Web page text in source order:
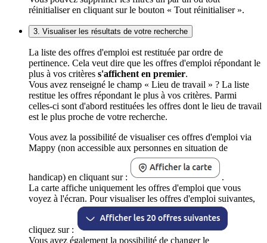
réinitialiser en cliquant sur le bouton « Tout réinitialiser ».
3. Visualiser les résultats de votre recherche
La liste des offres d'emploi est restituée par ordre de
pertinence. Cela veut dire que les offres d'emploi répondant le
plus à vos critères s'affichent en premier.
Vous avez renseigné le champ « Lieu de travail » ? La liste
restitue les offres répondant le plus à vos critères. Parmi
celles-ci sont d'abord restituées les offres dont le lieu de travail
est le plus proche de votre recherche.
Vous avez la possibilité de visualiser ces offres d'emploi via
Mappy (non accessible aux personnes en situation de
handicap) en cliquant sur :
.
La carte affiche uniquement les offres d'emploi que vous
voyez à l'écran. Pour visualiser les offres d'emploi suivantes,
cliquez sur :
Vous avez également la possibilité de changer le